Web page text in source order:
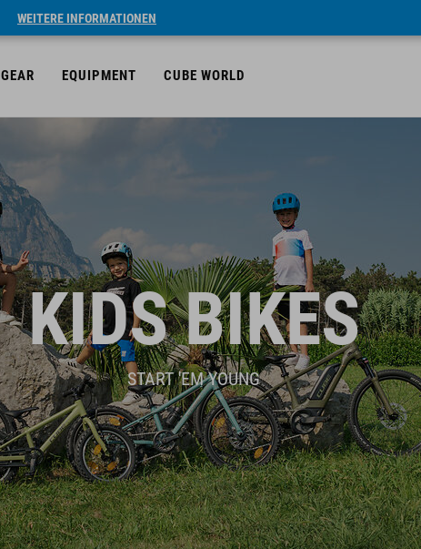
WEITERE INFORMATIONEN
GEAR EQUIPMENT CUBE WORLD
KIDS BIKES
START 'EM YOUNG